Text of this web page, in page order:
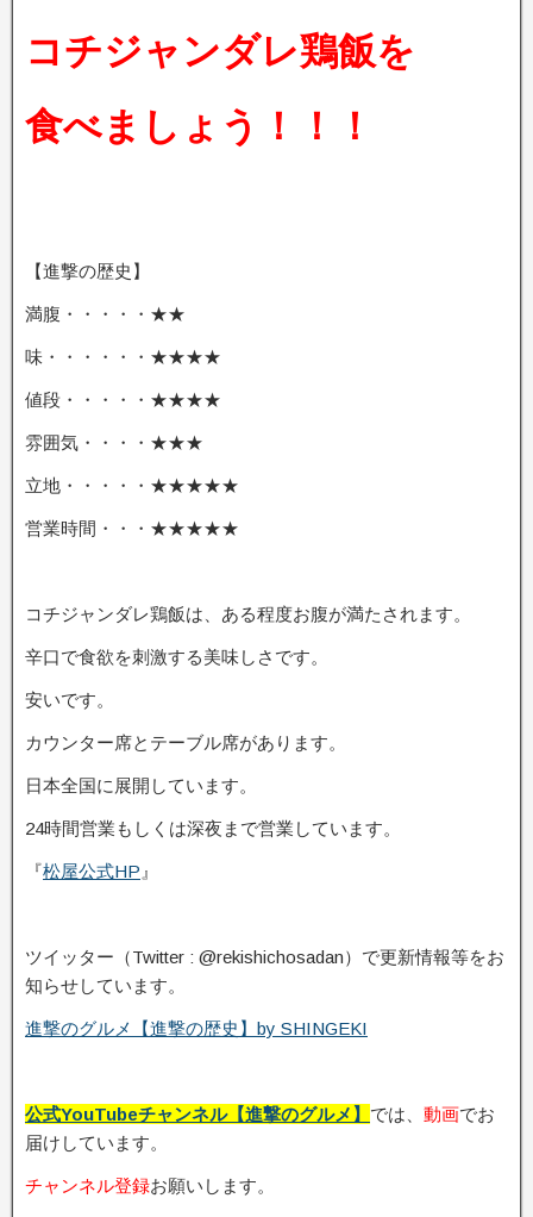
コチジャンダレ鶏飯を
食べましょう！！！
【進撃の歴史】
満腹・・・・・★★
味・・・・・・★★★★
値段・・・・・★★★★
雰囲気・・・・★★★
立地・・・・・★★★★★
営業時間・・・★★★★★
コチジャンダレ鶏飯は、ある程度お腹が満たされます。
辛口で食欲を刺激する美味しさです。
安いです。
カウンター席とテーブル席があります。
日本全国に展開しています。
24時間営業もしくは深夜まで営業しています。
『松屋公式HP 』
ツイッター（Twitter : @rekishichosadan）で更新情報等をお
知らせしています。
進撃のグルメ【進撃の歴史】by SHINGEKI
公式YouTubeチャンネル【進撃のグルメ】 では、 動画でお
届けしています。
チャンネル登録お願いします。